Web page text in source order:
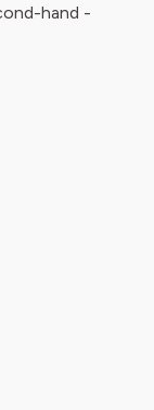
hand -